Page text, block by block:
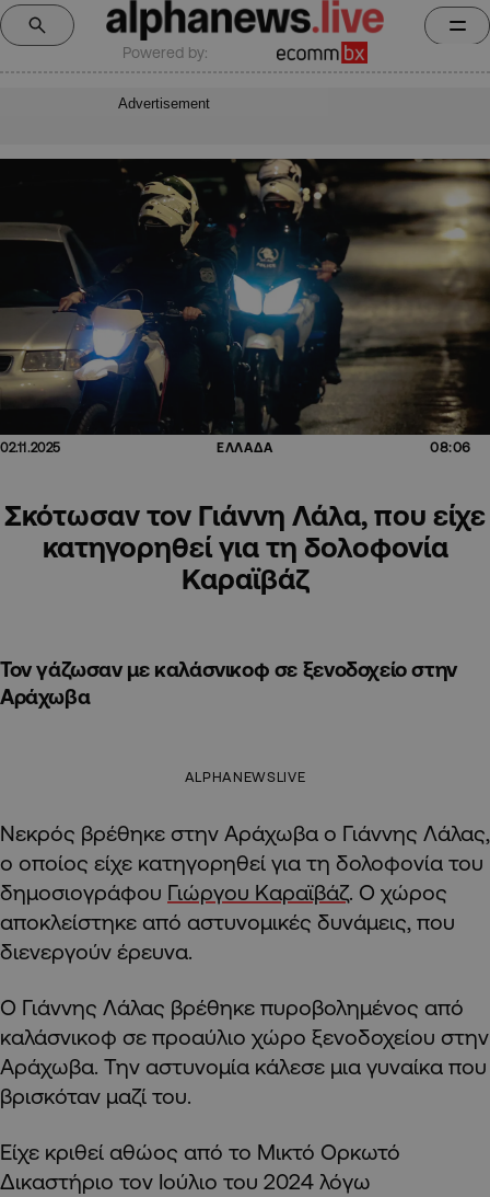
Powered by:
Advertisement
02.11.2025 ΕΛΛΑΔΑ 08:06
Σκότωσαν τον Γιάννη Λάλα, που είχε
κατηγορηθεί για τη δολοφονία
Καραϊβάζ
Τον γάζωσαν με καλάσνικοφ σε ξενοδοχείο στην
Αράχωβα
ALPHANEWSLIVE
Νεκρός βρέθηκε στην Αράχωβα ο Γιάννης Λάλας,
ο οποίος είχε κατηγορηθεί για τη δολοφονία του
δημοσιογράφου Γιώργου Καραϊβάζ. Ο χώρος
αποκλείστηκε από αστυνομικές δυνάμεις, που
διενεργούν έρευνα.
Ο Γιάννης Λάλας βρέθηκε πυροβολημένος από
καλάσνικοφ σε προαύλιο χώρο ξενοδοχείου στην
Αράχωβα. Την αστυνομία κάλεσε μια γυναίκα που
βρισκόταν μαζί του.
Είχε κριθεί αθώος από το Μικτό Ορκωτό
Δικαστήριο τον Ιούλιο του 2024 λόγω